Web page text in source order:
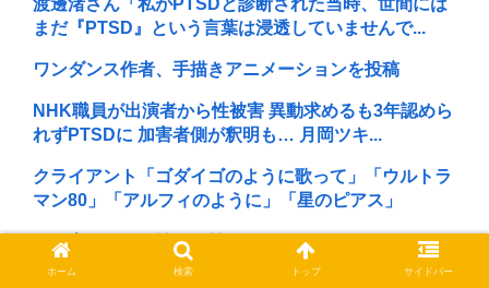
渡邊渚さん「私がPTSDと診断された当時、世間には
まだ『PTSD』という言葉は浸透していませんで...
ワンダンス作者、手描きアニメーションを投稿
NHK職員が出演者から性被害 異動求めるも3年認めら
れずPTSDに 加害者側が釈明も… 月岡ツキ...
クライアント「ゴダイゴのように歌って」「ウルトラ
マン80」「アルフィのように」「星のピアス」
みい山アニメ、始まる前からBPOにチクられる。
「来年の話でワロタ」
ホーム 検索 トップ サイドバー